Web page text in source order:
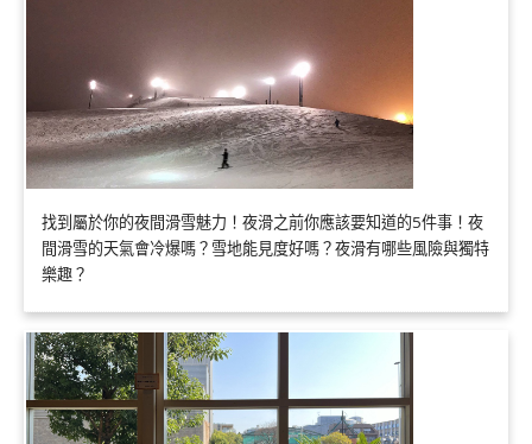
找到屬於你的夜間滑雪魅力！夜滑之前你應該要知道的5件事！夜
間滑雪的天氣會冷爆嗎？雪地能見度好嗎？夜滑有哪些風險與獨特
樂趣？